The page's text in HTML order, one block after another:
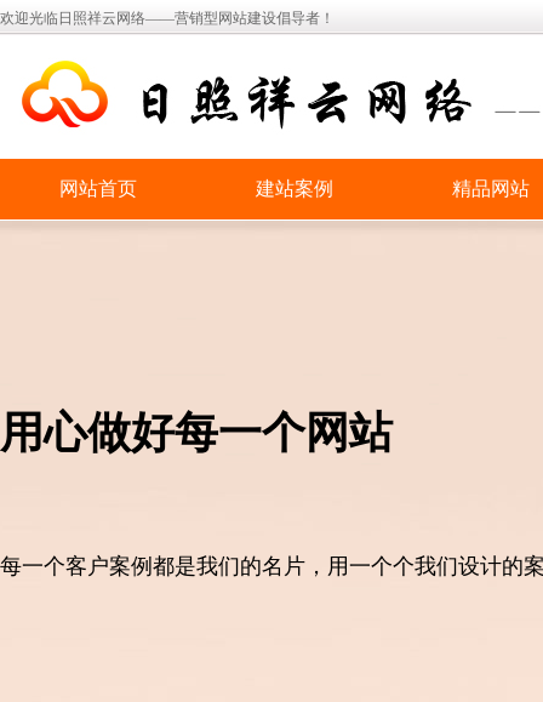
欢迎光临日照祥云网络——营销型网站建设倡导者！
网站首页 建站案例 精品网站
用心做好每一个网站
每一个客户案例都是我们的名片，用一个个我们设计的